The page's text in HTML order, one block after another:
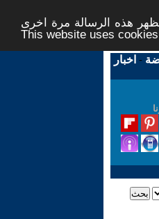
هذه الرسالة مرة اخرى -
This website uses
- اخبار